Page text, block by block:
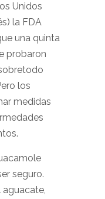
Unidos
la FDA
una quinta
probaron
los
medidas
seguro.
aguacate,